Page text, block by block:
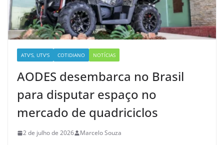
ATV'S, UTV'S COTIDIANO NOTÍCIAS
AODES desembarca no Brasil
para disputar espaço no
mercado de quadriciclos
2 de julho de 2026 Marcelo Souza